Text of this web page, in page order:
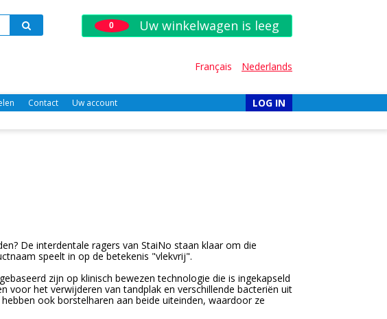
0 Uw winkelwagen is leeg
Français Nederlands
Contact Uw account LOG IN
De interdentale ragers van StaiNo staan klaar om die
speelt in op de betekenis "vlekvrij".
zijn op klinisch bewezen technologie die is ingekapseld
voor het verwijderen van tandplak en verschillende bacteriën uit
ook borstelharen aan beide uiteinden, waardoor ze